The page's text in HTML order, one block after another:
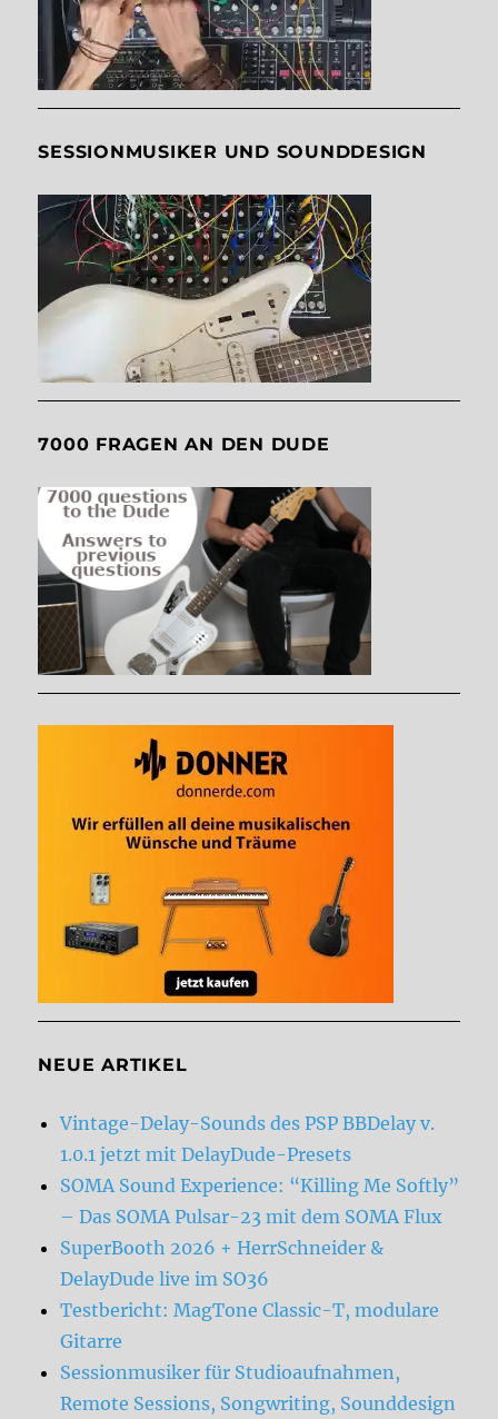
SESSIONMUSIKER UND SOUNDDESIGN
7000 FRAGEN AN DEN DUDE
NEUE ARTIKEL
Vintage-Delay-Sounds des PSP BBDelay v.
1.0.1 jetzt mit DelayDude-Presets
SOMA Sound Experience: “Killing Me Softly”
– Das SOMA Pulsar-23 mit dem SOMA Flux
SuperBooth 2026 + HerrSchneider &
DelayDude live im SO36
Testbericht: MagTone Classic-T, modulare
Gitarre
Sessionmusiker für Studioaufnahmen,
Remote Sessions, Songwriting, Sounddesign